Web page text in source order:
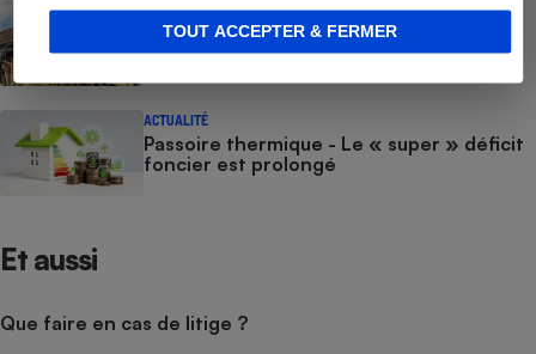
TOUT ACCEPTER & FERMER
ACTUALITÉ
Rénovation énergétique - Avec l’affaire
Ekonovia, la justice durcit le ton contre
ACTUALITÉ
Passoire thermique - Le « super » déficit
foncier est prolongé
Et aussi
Que faire en cas de litige ?